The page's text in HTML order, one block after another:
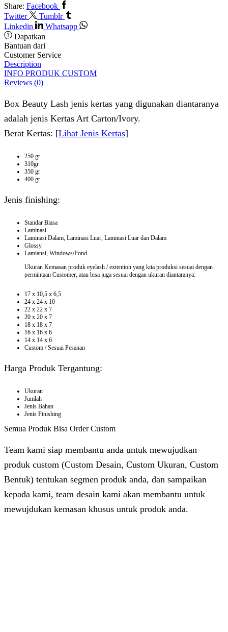
Share: Facebook
Twitter
Tumblr
Linkedin
Whatsapp
Dapatkan
Bantuan dari
Customer Service
Description
INFO PRODUK CUSTOM
Reviews (0)
Box Beauty Lash jenis kertas yang digunakan diantaranya
adalah jenis Kertas Art Carton/Ivory.
Berat Kertas: [Lihat Jenis Kertas]
250 gr
310gr
350 gr
400 gr
Jenis finishing:
Standar Biasa
Laminasi
Laminasi Dalam, Laminasi Luar, Laminasi Luar dan Dalam
Glossy
Lamiansi, Windows/Pond
Ukuran Kemasan produk eyelash / extention yang kita produksi sesuai dengan
permintaan Customer, atau bisa juga sesuai dengan ukuran diantaranya:
17 x 10,5 x 6,5
24 x 24 x 10
22 x 22 x 7
20 x 20 x 7
18 x 18 x 7
16 x 16 x 6
14 x 14 x 6
Custom / Sesuai Pesanan
Harga Produk Tergantung:
Ukuran
Jumlah
Jenis Bahan
Jenis Finishing
Semua Produk Bisa Order Custom
Team kami siap membantu anda untuk mewujudkan
produk custom (Custom Desain, Custom Ukuran, Custom
Bentuk) tentukan segmen produk anda, dan sampaikan
kepada kami, team desain kami akan membantu untuk
mewujdukan kemasan khusus untuk produk anda.